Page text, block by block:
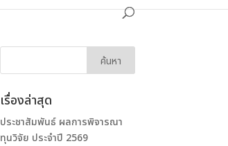
เรื่องล่าสุด
ประชาสัมพันธ์ ผลการพิจารณา
ทุนวิจัย ประจำปี 2569